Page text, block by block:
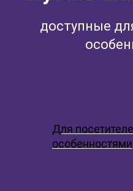
доступные
Для
особенностями